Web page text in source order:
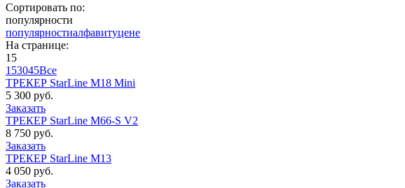
Сортировать по:
популярности
популярностиалфавитуцене
На странице:
15
153045Все
ТРЕКЕР StarLine M18 Mini
5 300 руб.
Заказать
ТРЕКЕР StarLine M66-S V2
8 750 руб.
Заказать
ТРЕКЕР StarLine M13
4 050 руб.
Заказать